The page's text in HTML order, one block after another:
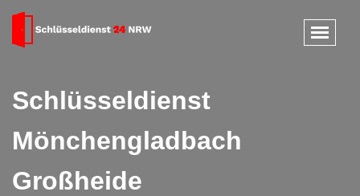
Schlüsseldienst
Mönchengladbach
Großheide